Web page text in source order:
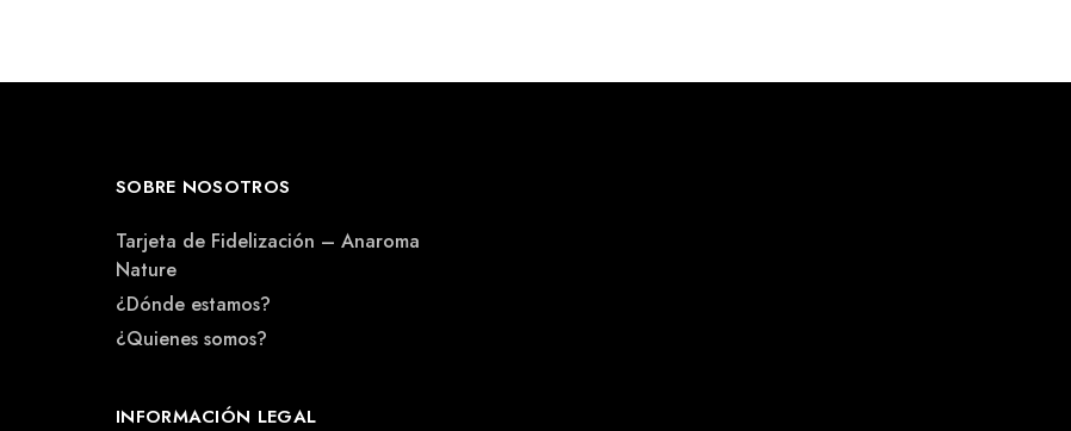
SOBRE NOSOTROS
Tarjeta de Fidelización – Anaroma
Nature
¿Dónde estamos?
¿Quienes somos?
INFORMACIÓN LEGAL